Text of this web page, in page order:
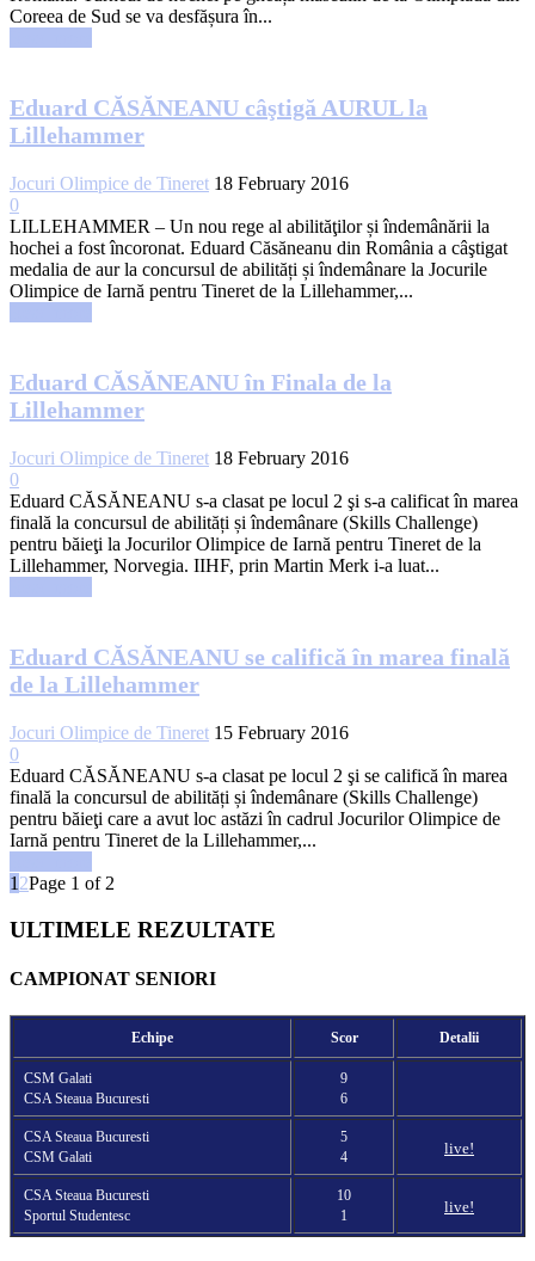
Coreea de Sud se va desfășura în...
Eduard CĂSĂNEANU câştigă AURUL la
Lillehammer
Jocuri Olimpice de Tineret 18 February 2016
0
LILLEHAMMER – Un nou rege al abilităţilor și îndemânării la
hochei a fost încoronat. Eduard Căsăneanu din România a câştigat
medalia de aur la concursul de abilități și îndemânare la Jocurile
Olimpice de Iarnă pentru Tineret de la Lillehammer,...
Eduard CĂSĂNEANU în Finala de la
Lillehammer
Jocuri Olimpice de Tineret 18 February 2016
0
Eduard CĂSĂNEANU s-a clasat pe locul 2 şi s-a calificat în marea
finală la concursul de abilități și îndemânare (Skills Challenge)
pentru băieţi la Jocurilor Olimpice de Iarnă pentru Tineret de la
Lillehammer, Norvegia. IIHF, prin Martin Merk i-a luat...
Eduard CĂSĂNEANU se califică în marea finală
de la Lillehammer
Jocuri Olimpice de Tineret 15 February 2016
0
Eduard CĂSĂNEANU s-a clasat pe locul 2 şi se califică în marea
finală la concursul de abilități și îndemânare (Skills Challenge)
pentru băieţi care a avut loc astăzi în cadrul Jocurilor Olimpice de
Iarnă pentru Tineret de la Lillehammer,...
1 2Page 1 of 2
ULTIMELE REZULTATE
CAMPIONAT SENIORI
Echipe Scor Detalii
CSM Galati
CSA Steaua Bucuresti
9
6
CSA Steaua Bucuresti
CSM Galati
5
4
live!
CSA Steaua Bucuresti
Sportul Studentesc
10
1
live!